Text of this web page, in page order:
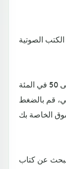
يجب أن تشاهد إعلان يقول بأنك ستحصل على 50 في المئة
قم بالضغط
عن كتاب